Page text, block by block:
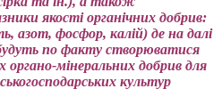
якості органічних добрив:
азот, фосфор, калій) де на далі
по факту створюватися
мінеральних добрив для
культур